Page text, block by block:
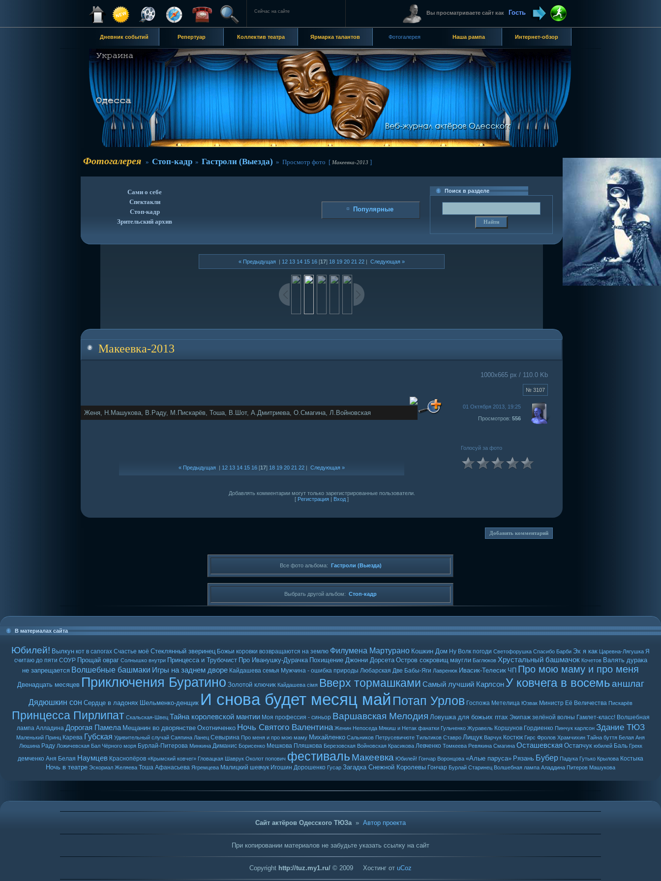
Сейчас на сайте Вы просматриваете сайт как Гость
Дневник событий Репертуар Коллектив театра Ярмарка талантов Фотогалерея Наша рампа Интернет-обзор
Фотогалерея » Стоп-кадр » Гастроли (Выезда) » Просмотр фото [ Макеевка-2013 ]
Сами о себе
Спектакли
Стоп-кадр
Зрительский архив
Популярные
Поиск в разделе
« Предыдущая | 12 13 14 15 16 [17] 18 19 20 21 22 | Следующая »
Макеевка-2013
Женя, Н.Машукова, В.Раду, М.Пискарёв, Тоша, В.Шот, А.Дмитриева, О.Смагина, Л.Войновская
« Предыдущая| 12 13 14 15 16[17] 18 19 20 21 22| Следующая »
1000x665 px / 110.0 Kb
№ 3107
01 Октября 2013, 19:25
Просмотров: 556
Голосуй за фото
Добавлять комментарии могут только зарегистрированные пользователи.
[ Регистрация | Вход ]
Все фото альбома: Гастроли (Выезда)
Выбрать другой альбом: Стоп-кадр
В материалах сайта
Юбилей! Вылкун кот в сапогах Счастье моё Стеклянный зверинец Божьи коровки возвращаются на землю Филумена Мартурано Кошкин Дом Ну Волк погоди Светофорушка Спасибо Барби Эх я как Царевна-Лягушка Я
считаю до пяти СОУР Прощай овраг Солнышко внутри Принцесса и Трубочист Про Иванушку-Дурачка Похищение Джонни Дорсета Остров сокровищ маугли Баглюков Хрустальный башмачок Кочетов Валять дурака
не запрещается Волшебные башмаки Игры на заднем дворе Кайдашева семья Мужчина - ошибка природы Любарская Две Бабы-Яги Лавренюк Ивасик-Телесик ЧП Про мою маму и про меня
Двенадцать месяцев Приключения Буратино Золотой ключик Кайдашева сiмя Вверх тормашками Самый лучший Карлсон У ковчега в восемь аншлаг
Дядюшкин сон Сердце в ладонях Шельменко-денщик И снова будет месяц май Потап Урлов Госпожа Метелица Юзвак Министр Её Величества Пискарёв
Принцесса Пирлипат Скальская-Швец Тайна королевской мантии Моя профессия - синьор Варшавская Мелодия Ловушка для божьих птах Экипаж зелёной волны Гамлет-класс! Волшебная
лампа Алладина Дорогая Памела Мещанин во дворянстве Охотниченко Ночь Святого Валентина Женин Непоседа Мякиш и Нетак фанатки Гульченко Журавель Коршунов Гордиенко Пинчук карлсон Здание ТЮЗ
Маленький Принц Карева Губская Удивительный случай Саяпина Ланец Севырина Про меня и про мою маму Михайленко Сальников Петрусевичюте Тильтиков Ставро Лищук Варчук Костюк Гирс Фролов Храмчихин Тайна буття Белая Аня
Люшина Раду Ложичевская Бал Чёрного моря Бурлай-Питерова Минкина Диманис Борисенко Мешкова Пляшкова Березовская Войновская Красикова Левченко Томкеева Ревякина Смагина Осташевская Остапчук юбилей Баль Грекк
демченко Аня Белая Наумцев Краснопёров «Крымский ковчег» Гловацкая Шаврук Околот попович фестиваль Макеевка Юбилей! Гончар Воронцова «Алые паруса» Рязань Бубер Падука Гутько Крылова Костыка
Ночь в театре Эскориал Желяева Тоша Афанасьева Ягремцева Малицкий шевчук Игошин Дорошенко Гусар Загадка Снежной Королевы Гончар Бурлай Старинец Волшебная лампа Аладдина Питеров Машукова
Сайт актёров Одесского ТЮЗа» Автор проекта
При копировании материалов не забудьте указать ссылку на сайт
Copyright http://tuz.my1.ru/ © 2009 Хостинг от uCoz